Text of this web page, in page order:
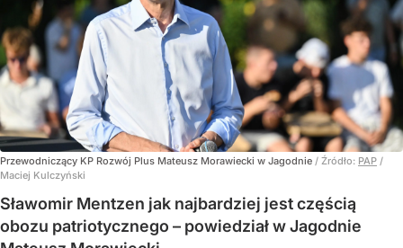
Przewodniczący KP Rozwój Plus Mateusz Morawiecki w Jagodnie / Źródło: PAP /
Maciej Kulczyński
Sławomir Mentzen jak najbardziej jest częścią
obozu patriotycznego – powiedział w Jagodnie